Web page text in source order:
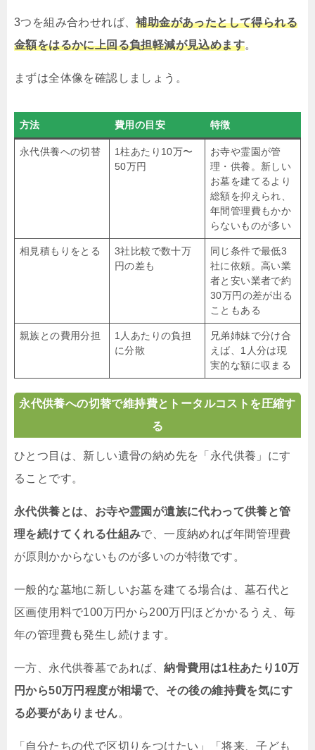
3つを組み合わせれば、補助金があったとして得られる
金額をはるかに上回る負担軽減が見込めます。
まずは全体像を確認しましょう。
方法 費用の目安 特徴
永代供養への切替
1柱あたり10万〜
50万円
お寺や霊園が管
理・供養。新しい
お墓を建てるより
総額を抑えられ、
年間管理費もかか
らないものが多い
相見積もりをとる
3社比較で数十万
円の差も
同じ条件で最低3
社に依頼。高い業
者と安い業者で約
30万円の差が出る
こともある
親族との費用分担
1人あたりの負担
に分散
兄弟姉妹で分け合
えば、1人分は現
実的な額に収まる
永代供養への切替で維持費とトータルコストを圧縮す
る
ひとつ目は、新しい遺骨の納め先を「永代供養」にす
ることです。
永代供養とは、お寺や霊園が遺族に代わって供養と管
理を続けてくれる仕組みで、一度納めれば年間管理費
が原則かからないものが多いのが特徴です。
一般的な墓地に新しいお墓を建てる場合は、墓石代と
区画使用料で100万円から200万円ほどかかるうえ、毎
年の管理費も発生し続けます。
一方、永代供養墓であれば、納骨費用は1柱あたり10万
円から50万円程度が相場で、その後の維持費を気にす
る必要がありません。
「自分たちの代で区切りをつけたい」「将来、子ども